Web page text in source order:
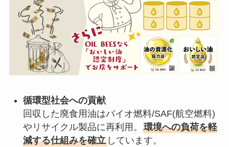
循環型社会への貢献
回収した廃食用油はバイオ燃料/SAF(航空燃料)
やリサイクル製品に再利用。 環境への負荷を軽
減する仕組みを確立しています。